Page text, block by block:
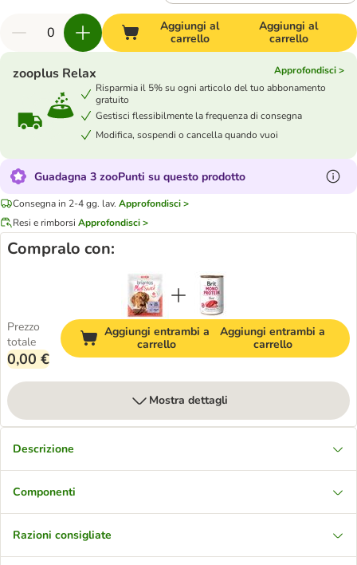
Aggiungi al
carrello
Aggiungi al
carrello
zooplus Relax
Approfondisci >
Risparmia il 5% su ogni articolo del tuo abbonamento
gratuito
Gestisci flessibilmente la frequenza di consegna
Modifica, sospendi o cancella quando vuoi
Guadagna 3 zooPunti su questo prodotto
Consegna in 2-4 gg. lav. Approfondisci >
Resi e rimborsi Approfondisci >
Compralo con:
Prezzo
totale
0,00 €
Aggiungi entrambi a
carrello
Aggiungi entrambi a
carrello
Mostra dettagli
Descrizione
Componenti
Razioni consigliate